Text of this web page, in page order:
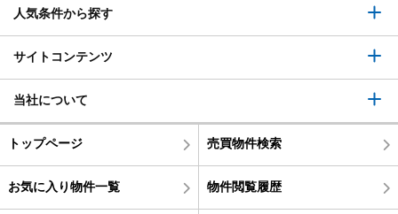
人気条件から探す
サイトコンテンツ
当社について
トップページ 売買物件検索
お気に入り物件一覧 物件閲覧履歴